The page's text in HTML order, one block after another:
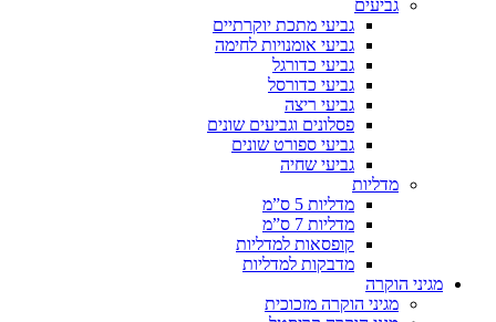
גביעים
גביעי מתכת יוקרתיים
גביעי אומנויות לחימה
גביעי כדורגל
גביעי כדורסל
גביעי ריצה
פסלונים וגביעים שונים
גביעי ספורט שונים
גביעי שחיה
מדליות
מדליות 5 ס”מ
מדליות 7 ס”מ
קופסאות למדליות
מדבקות למדליות
מגיני הוקרה
מגיני הוקרה מזכוכית